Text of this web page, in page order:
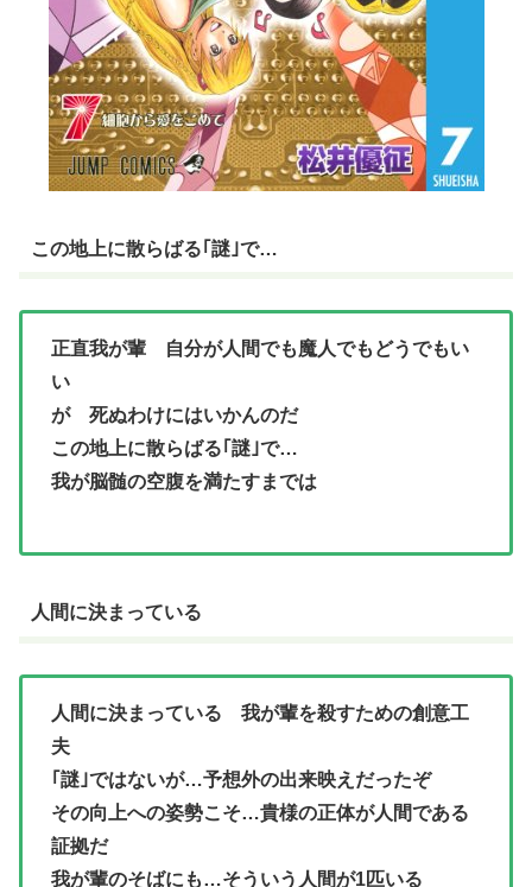
この地上に散らばる｢謎｣で…
正直我が輩 自分が人間でも魔人でもどうでもい
い
が 死ぬわけにはいかんのだ
この地上に散らばる｢謎｣で…
我が脳髄の空腹を満たすまでは
人間に決まっている
人間に決まっている 我が輩を殺すための創意工
夫
｢謎｣ではないが…予想外の出来映えだったぞ
その向上への姿勢こそ…貴様の正体が人間である
証拠だ
我が輩のそばにも…そういう人間が1匹いる